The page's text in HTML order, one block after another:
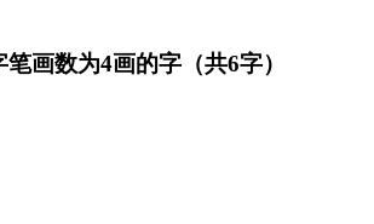
笔画数为4画的字 （共6字）